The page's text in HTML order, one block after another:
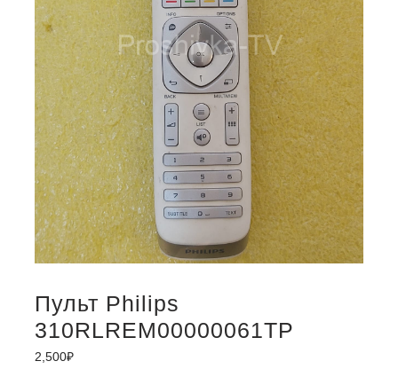
Пульт Philips
310RLREM00000061TP
2,500₽